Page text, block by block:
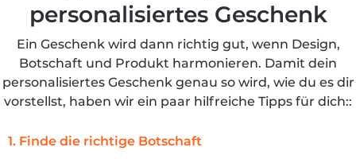
personalisiertes Geschenk
Ein Geschenk wird dann richtig gut, wenn Design,
Botschaft und Produkt harmonieren. Damit dein
personalisiertes Geschenk genau so wird, wie du es dir
vorstellst, haben wir ein paar hilfreiche Tipps für dich::
1. Finde die richtige Botschaft